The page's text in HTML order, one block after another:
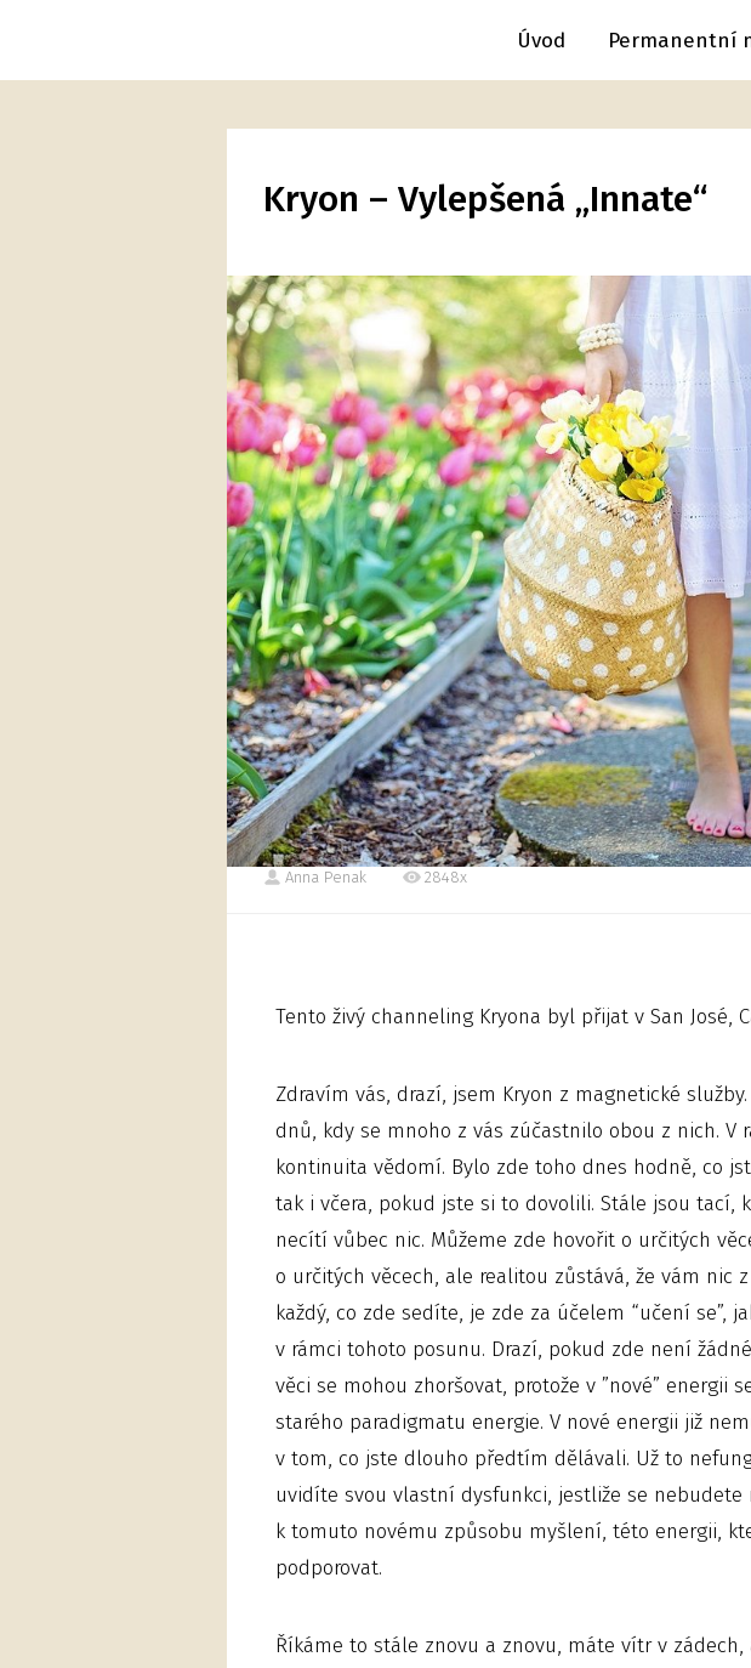
Úvod Permanentní
Kryon – Vylepšená „Innate“
Anna Penak 2848x
Tento živý channeling Kryona byl přijat v San José,
Zdravím vás, drazí, jsem Kryon z magnetické
dnů, kdy se mnoho z vás zúčastnilo obou z nich. V
kontinuita vědomí. Bylo zde toho dnes hodně, co
tak i včera, pokud jste si to dovolili. Stále jsou tací,
necítí vůbec nic. Můžeme zde hovořit o určitých
o určitých věcech, ale realitou zůstává, že vám nic
každý, co zde sedíte, je zde za účelem “učení se”,
v rámci tohoto posunu. Drazí, pokud zde není
věci se mohou zhoršovat, protože v ”nové” energii
starého paradigmatu energie. V nové energii již
v tom, co jste dlouho předtím dělávali. Už to
uvidíte svou vlastní dysfunkci, jestliže se nebudete
k tomuto novému způsobu myšlení, této energii,
podporovat.
Říkáme to stále znovu a znovu, máte vítr v